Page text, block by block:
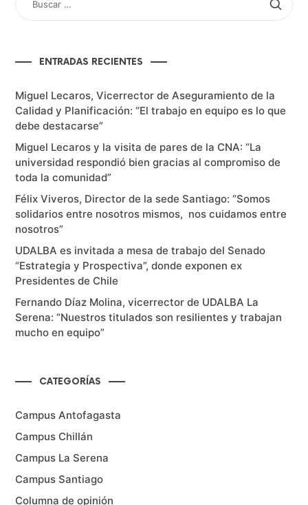
POR:
ENTRADAS RECIENTES
Miguel Lecaros, Vicerrector de Aseguramiento de la
Calidad y Planificación: “El trabajo en equipo es lo que
debe destacarse”
Miguel Lecaros y la visita de pares de la CNA: “La
universidad respondió bien gracias al compromiso de
toda la comunidad”
Félix Viveros, Director de la sede Santiago: “Somos
solidarios entre nosotros mismos, nos cuidamos entre
nosotros”
UDALBA es invitada a mesa de trabajo del Senado
“Estrategia y Prospectiva”, donde exponen ex
Presidentes de Chile
Fernando Díaz Molina, vicerrector de UDALBA La
Serena: “Nuestros titulados son resilientes y trabajan
mucho en equipo”
CATEGORÍAS
Campus Antofagasta
Campus Chillán
Campus La Serena
Campus Santiago
Columna de opinión